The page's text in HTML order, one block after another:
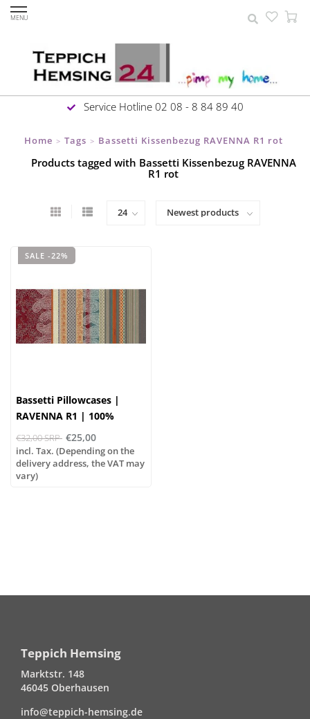
MENU
Service Hotline 02 08 - 8 84 89 40
Home > Tags > Bassetti Kissenbezug RAVENNA R1 rot
Products tagged with Bassetti Kissenbezug RAVENNA
R1 rot
SALE -22%
Bassetti Pillowcases |
RAVENNA R1 | 100%
Cotton
€32,00 SRP €25,00
incl. Tax. (Depending on the
delivery address, the VAT may
vary)
Teppich Hemsing
Marktstr. 148
46045 Oberhausen
info@teppich-hemsing.de